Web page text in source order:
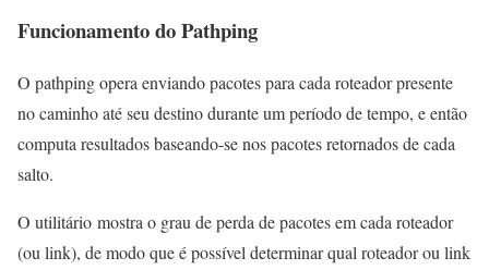
Funcionamento do Pathping
O pathping opera enviando pacotes para cada roteador presente
no caminho até seu destino durante um período de tempo, e então
computa resultados baseando-se nos pacotes retornados de cada
salto.
O utilitário mostra o grau de perda de pacotes em cada roteador
(ou link), de modo que é possível determinar qual roteador ou link